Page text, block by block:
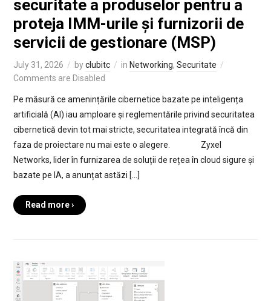
securitate a produselor pentru a
proteja IMM-urile și furnizorii de
servicii de gestionare (MSP)
July 31, 2026 byclubitc in Networking, Securitate
Comments are Disabled
Pe măsură ce amenințările cibernetice bazate pe inteligența
artificială (AI) iau amploare și reglementările privind securitatea
cibernetică devin tot mai stricte, securitatea integrată încă din
faza de proiectare nu mai este o alegere. Zyxel
Networks, lider în furnizarea de soluții de rețea în cloud sigure și
bazate pe IA, a anunțat astăzi […]
Read more ›